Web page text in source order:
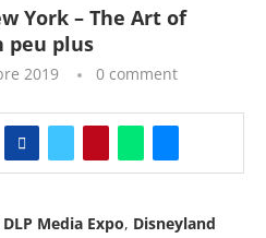
York – The Art of
peu plus
2019 0 comment
DLP Media Expo, Disneyland